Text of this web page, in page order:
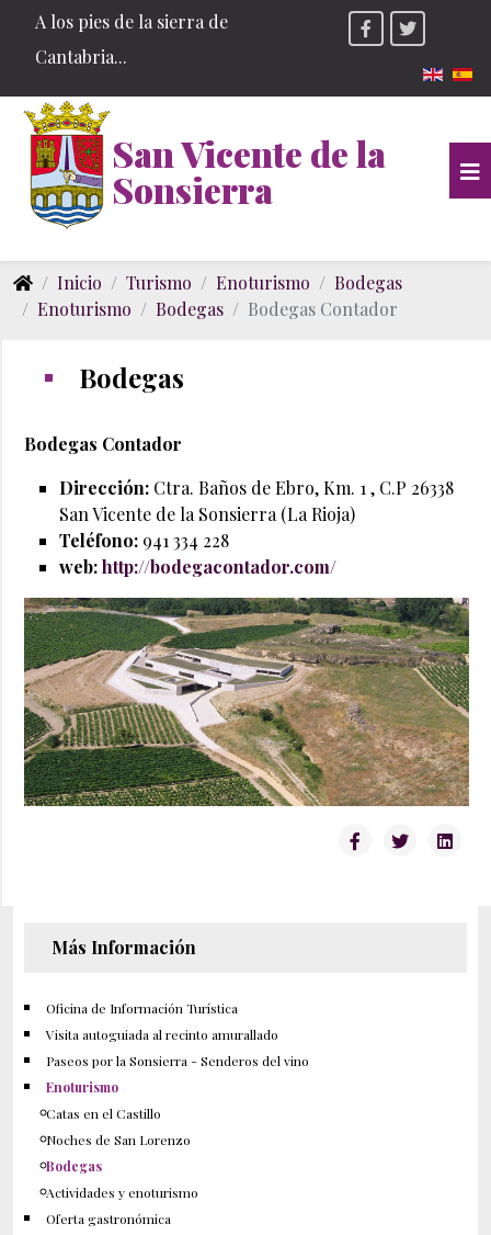
A los pies de la sierra de
Cantabria...
San Vicente de la
Sonsierra
Inicio Turismo Enoturismo
Bodegas
Enoturismo
Bodegas Bodegas Contador
Bodegas
Bodegas Contador
Dirección: Ctra. Baños de Ebro, Km. 1 , C.P 26338
San Vicente de la Sonsierra (La Rioja)
Teléfono: 941 334 228
web:http://bodegacontador.com/
Más Información
Oficina de Información Turística
Visita autoguiada al recinto amurallado
Paseos por la Sonsierra - Senderos del vino
Enoturismo
Catas en el Castillo
Noches de San Lorenzo
Bodegas
Actividades y enoturismo
Oferta gastronómica